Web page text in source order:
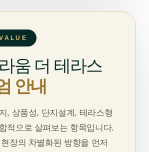
움 더 테라스
안내
, 상품성, 단지설계, 테라스형
적으로 살펴보는 항목입니다.
장의 차별화된 방향을 먼저